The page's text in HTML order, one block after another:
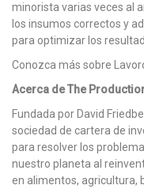
minorista varias veces al
los insumos correctos y
para optimizar los
Conozca más sobre
Acerca de The
Fundada por David
sociedad de cartera de
para resolver los
nuestro planeta al
en alimentos, agricultura,